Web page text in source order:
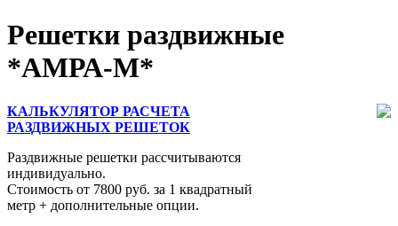
Решетки раздвижные
*АМРА-М*
КАЛЬКУЛЯТОР РАСЧЕТА
РАЗДВИЖНЫХ РЕШЕТОК
Раздвижные решетки рассчитываются
индивидуально.
Стоимость от 7800 руб. за 1 квадратный
метр + дополнительные опции.